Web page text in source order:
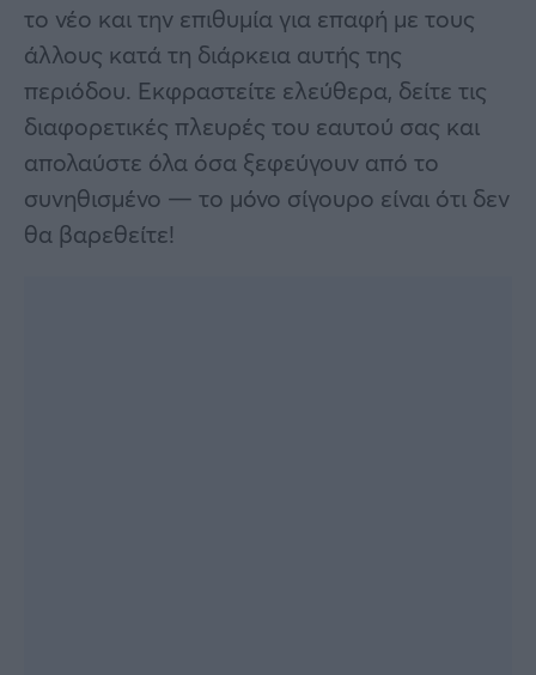
το νέο και την επιθυμία για επαφή με τους
άλλους κατά τη διάρκεια αυτής της
περιόδου. Εκφραστείτε ελεύθερα, δείτε τις
διαφορετικές πλευρές του εαυτού σας και
απολαύστε όλα όσα ξεφεύγουν από το
συνηθισμένο — το μόνο σίγουρο είναι ότι δεν
θα βαρεθείτε!